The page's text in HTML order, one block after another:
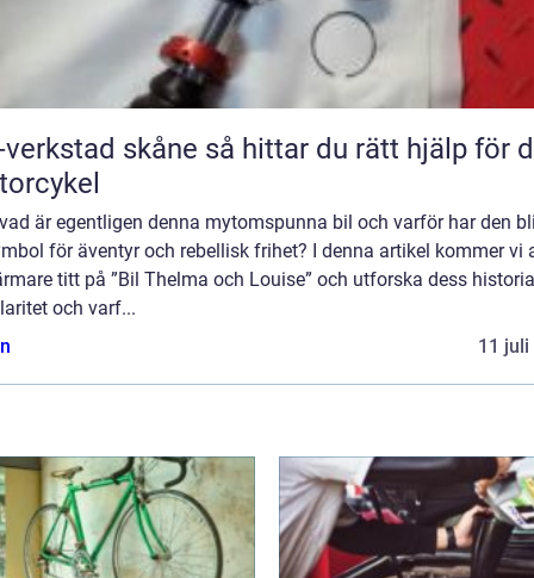
skåne så hittar du rätt hjälp för din
är egentligen denna mytomspunna bil och varför har den
för äventyr och rebellisk frihet? I denna artikel kommer vi
titt på ”Bil Thelma och Louise” och utforska dess
och varf...
11 juli